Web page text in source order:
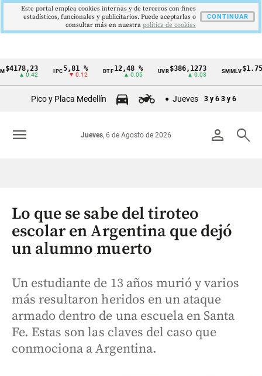
Cintillo
Colombia
0.42
IPC 5,81 %
▼ 0.12
DTF 12,48 %
▲ 0.05
UVR $386,1273
▲ 0.03
SMMLV
Pico y Placa Medellín Jueves 3 y 6 3 y 6
person search
Jueves, 6 de Agosto de 2026
menu
Lo que se sabe del tiroteo
escolar en Argentina que dejó
un alumno muerto
Un estudiante de 13 años murió y varios
más resultaron heridos en un ataque
armado dentro de una escuela en Santa
Fe. Estas son las claves del caso que
conmociona a Argentina.
Este portal emplea cookies internas y de terceros con fines
estadísticos, funcionales y publicitarios. Puede aceptarlas o
consultar más en nuestra politica de cookies
CONTINUAR